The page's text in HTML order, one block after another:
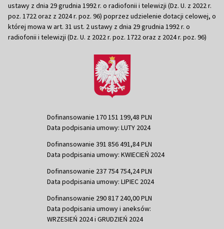
ustawy z dnia 29 grudnia 1992 r. o radiofonii i telewizji (Dz. U. z 2022 r.
poz. 1722 oraz z 2024 r. poz. 96) poprzez udzielenie dotacji celowej, o
której mowa w art. 31 ust. 2 ustawy z dnia 29 grudnia 1992 r. o
radiofonii i telewizji (Dz. U. z 2022 r. poz. 1722 oraz z 2024 r. poz. 96)
Dofinansowanie 170 151 199,48 PLN
Data podpisania umowy: LUTY 2024
Dofinansowanie 391 856 491,84 PLN
Data podpisania umowy: KWIECIEŃ 2024
Dofinansowanie 237 754 754,24 PLN
Data podpisania umowy: LIPIEC 2024
Dofinansowanie 290 817 240,00 PLN
Data podpisania umowy i aneksów:
WRZESIEŃ 2024 i GRUDZIEŃ 2024